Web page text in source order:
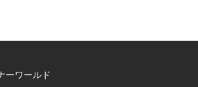
ーワールド